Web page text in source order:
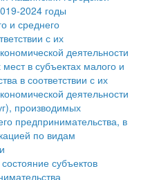
малого и
малого и
2024 годы
и среднего
с их
деятельности
в субъектах малого и
в соответствии с их
деятельности
производимых
предпринимательства, в
по видам
субъектов